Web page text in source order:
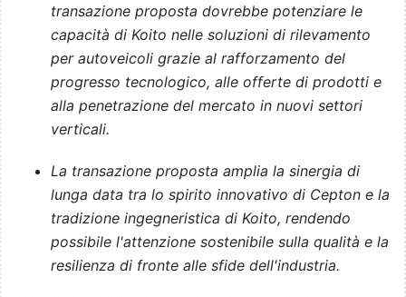
transazione proposta dovrebbe potenziare le
capacità di Koito nelle soluzioni di rilevamento
per autoveicoli grazie al rafforzamento del
progresso tecnologico, alle offerte di prodotti e
alla penetrazione del mercato in nuovi settori
verticali.
La transazione proposta amplia la sinergia di
lunga data tra lo spirito innovativo di Cepton e la
tradizione ingegneristica di Koito, rendendo
possibile l'attenzione sostenibile sulla qualità e la
resilienza di fronte alle sfide dell'industria.